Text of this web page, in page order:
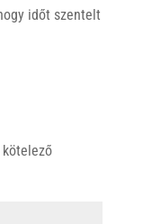
időt szentelt
kötelező